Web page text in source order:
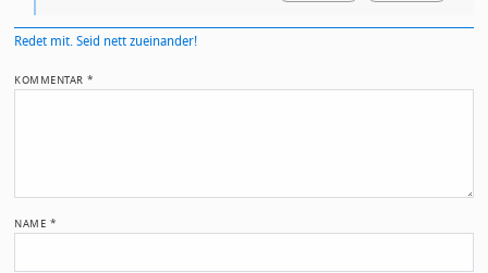
Redet mit. Seid nett zueinander!
KOMMENTAR*
NAME *